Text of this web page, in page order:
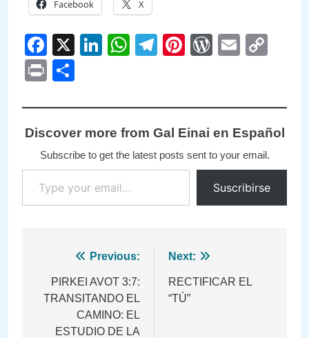
Facebook X
Facebook
X LinkedIn
WhatsApp
Telegram
Pinterest
Email
Print
Discover more from Gal Einai en Español
Subscribe to get the latest posts sent to your email.
Type your email…
Suscribirse
Navegación
de
entradas
Previous:
PIRKEI AVOT 3:7:
TRANSITANDO EL
CAMINO: EL
ESTUDIO DE LA
Next:
RECTIFICAR EL
“TÚ”